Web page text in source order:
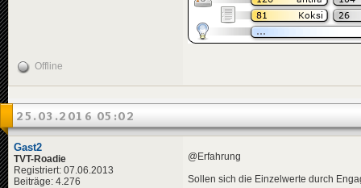
Offline
25.03.2016 05:02
Gast2
TVT-Roadie
Registriert: 07.06.2013
Beiträge: 4.276
@Erfahrung
Sollen sich die Einzelwerte durch